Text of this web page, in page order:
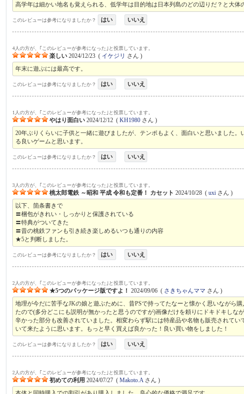
高学年は細かい地名も覚えられる、低学年は目的地は日本列島のどの辺りだ？と大体
このレビューは参考になりましたか？ はい いいえ
4人の方が、｢このレビューが参考になった｣と投票しています。
楽しい 2024/12/23 ( イケジリ さん )
年末に遊ぶには最高です。
このレビューは参考になりましたか？ はい いいえ
1人の方が、｢このレビューが参考になった｣と投票しています。
やはり面白い 2024/12/12 (KH1980 さん )
20年ぶりくらいに子供と一緒に遊びましたが、テンポもよく、面白いと思いました
る良いゲームと思います。
このレビューは参考になりましたか？ はい いいえ
3人の方が、｢このレビューが参考になった｣と投票しています。
桃太郎電鉄 ～昭和 平成 令和も定番！ カセット 2024/10/28 (uxi さん )
以下、箇条書きで
〓梱包がきれい・しっかりと保護されている
〓特典がついてきた
〓昔の桃鉄ファンも引き続き楽しめるいつも通りの内容
★5と判断しました。
このレビューは参考になりましたか？ はい いいえ
2人の方が、｢このレビューが参考になった｣と投票しています。
★5つのパッケージ版ですよ！ 2024/09/06 ( さきちゃんママ さん )
地理が今だに苦手なJKの娘と遊ぶために、昔PSで持ってたなーと懐かく思いながら
たので(多分どこにも説明が無かったと思うのですが)画像だけを頼りにドキドキし
辛かった部分も改善されていました。相変わらず駅には特産品や名物も販売されて
いて来たように思います。もっと早く買えば良かった！良い買い物をしました！
このレビューは参考になりましたか？ はい いいえ
2人の方が、｢このレビューが参考になった｣と投票しています。
初めての利用 2024/07/27 (Makoto.Aさん )